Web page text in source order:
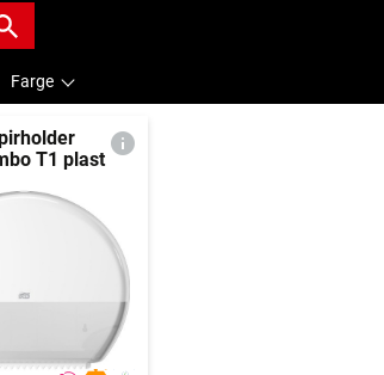
Farge
T1 plast